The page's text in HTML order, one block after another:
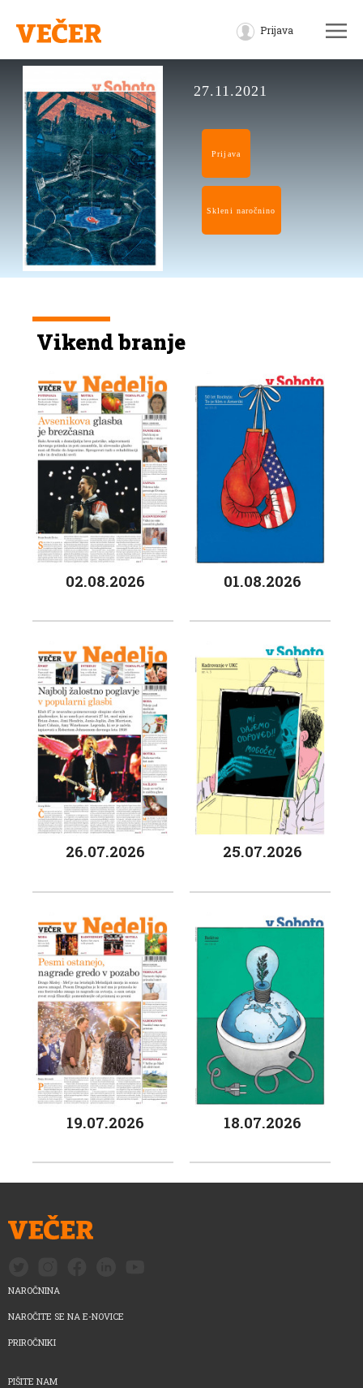
Prijava
27.11.2021
Prijava
Skleni naročnino
Vikend branje
02.08.2026 01.08.2026
26.07.2026 25.07.2026
19.07.2026 18.07.2026
NAROČNINA
NAROČITE SE NA E-NOVICE
PRIROČNIKI
PIŠITE NAM